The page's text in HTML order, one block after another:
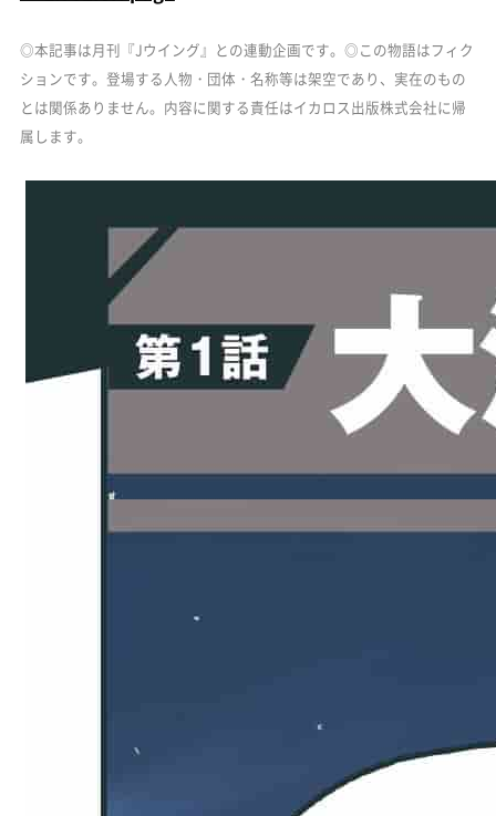
◎本記事は月刊『Jウイング』との連動企画です。 ◎この物語はフィク
ションです。登場する人物・団体・名称等は架空であり、実在のもの
とは関係ありません。内容に関する責任はイカロス出版株式会社に帰
属します。